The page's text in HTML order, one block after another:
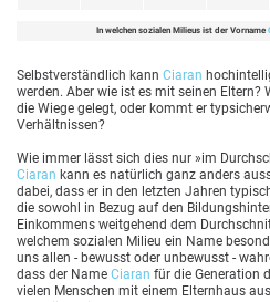
In welchen sozialen Milieus ist der Vorname
Selbstverständlich kann Ciaran
werden. Aber wie ist es mit seinen Eltern?
die Wiege gelegt, oder kommt er
Verhältnissen?
Wie immer lässt sich dies nur »im
Ciaran kann es natürlich ganz anders
dabei, dass er in den letzten Jahren
die sowohl in Bezug auf den
Einkommens weitgehend dem
welchem sozialen Milieu ein Name
uns allen - bewusst oder unbewusst -
dass der Name Ciaran für die Generation
vielen Menschen mit einem Elternhaus